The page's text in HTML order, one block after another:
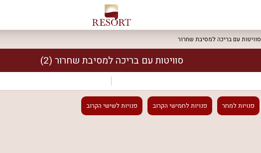
סוויטות עם בריכה למסיבת שחרור
סוויטות עם בריכה למסיבת שחרור (2)
פנויותלמחר פנויותלחמישי הקרוב פנויותלשישי הקרוב